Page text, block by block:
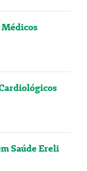
Saúde Ereli